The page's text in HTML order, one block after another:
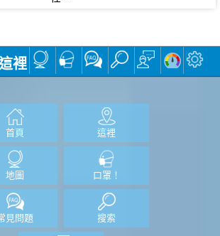
裡
首頁 這裡
地圖 口罩！
見問題 搜索